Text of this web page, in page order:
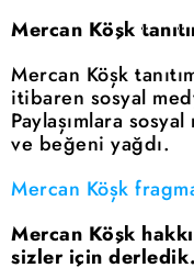
Mercan Köşk
Mercan Köşk
itibaren sosyal
Paylaşımlara
ve beğeni yağdı.
Mercan Köşk
Mercan Köşk
sizler için derledik.